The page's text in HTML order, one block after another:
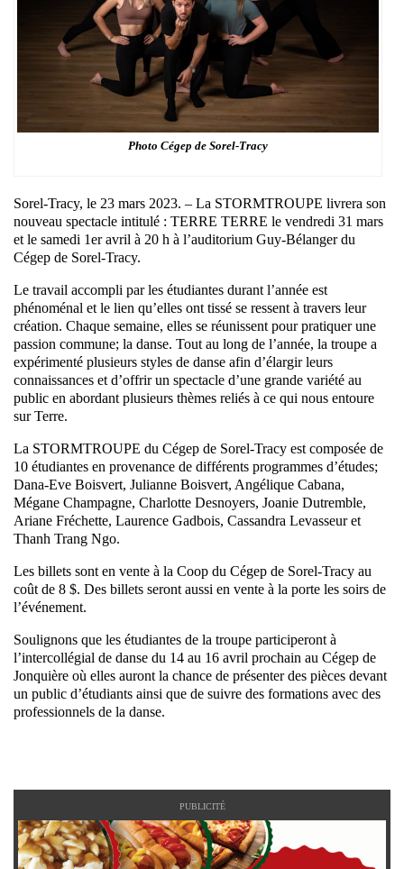
Photo Cégep de Sorel-Tracy
Sorel-Tracy, le 23 mars 2023. – La STORMTROUPE livrera son
nouveau spectacle intitulé : TERRE TERRE le vendredi 31 mars
et le samedi 1er avril à 20 h à l’auditorium Guy-Bélanger du
Cégep de Sorel-Tracy.
Le travail accompli par les étudiantes durant l’année est
phénoménal et le lien qu’elles ont tissé se ressent à travers leur
création. Chaque semaine, elles se réunissent pour pratiquer une
passion commune; la danse. Tout au long de l’année, la troupe a
expérimenté plusieurs styles de danse afin d’élargir leurs
connaissances et d’offrir un spectacle d’une grande variété au
public en abordant plusieurs thèmes reliés à ce qui nous entoure
sur Terre.
La STORMTROUPE du Cégep de Sorel-Tracy est composée de
10 étudiantes en provenance de différents programmes d’études;
Dana-Eve Boisvert, Julianne Boisvert, Angélique Cabana,
Mégane Champagne, Charlotte Desnoyers, Joanie Dutremble,
Ariane Fréchette, Laurence Gadbois, Cassandra Levasseur et
Thanh Trang Ngo.
Les billets sont en vente à la Coop du Cégep de Sorel-Tracy au
coût de 8 $. Des billets seront aussi en vente à la porte les soirs de
l’événement.
Soulignons que les étudiantes de la troupe participeront à
l’intercollégial de danse du 14 au 16 avril prochain au Cégep de
Jonquière où elles auront la chance de présenter des pièces devant
un public d’étudiants ainsi que de suivre des formations avec des
professionnels de la danse.
PUBLICITÉ